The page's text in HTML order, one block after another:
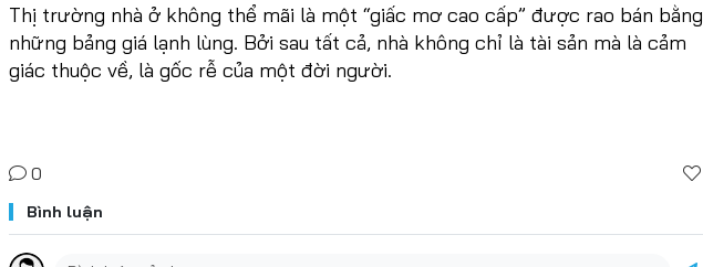
Thị trường nhà ở không thể mãi là một “giấc mơ cao cấp” được rao bán bằng
những bảng giá lạnh lùng. Bởi sau tất cả, nhà không chỉ là tài sản mà là cảm
giác thuộc về, là gốc rễ của một đời người.
0
Bình luận